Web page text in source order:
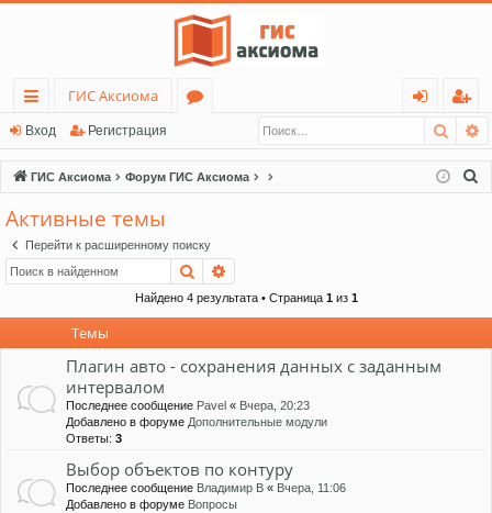
с
ы
лк
и
ГИС Аксиома
ру
м
д
ег
ис
тр
Вход Регистрация
ГИС Аксиома Форум ГИС Аксиома
Активные темы
Перейти к расширенному поиску
Поиск
Найдено 4 результата • Страница 1из 1
Темы
Плагин авто - сохранения данных с заданным
интервалом
Последнее сообщение Pavel « Вчера, 20:23
Добавлено в форуме Дополнительные модули
Ответы: 3
Выбор объектов по контуру
Последнее сообщение Владимир В « Вчера, 11:06
Добавлено в форуме Вопросы